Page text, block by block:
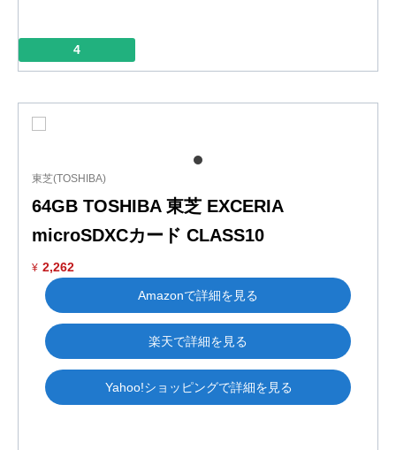
4
東芝(TOSHIBA)
64GB TOSHIBA 東芝 EXCERIA
microSDXCカード CLASS10
¥ 2,262
Amazonで詳細を見る
楽天で詳細を見る
Yahoo!ショッピングで詳細を見る